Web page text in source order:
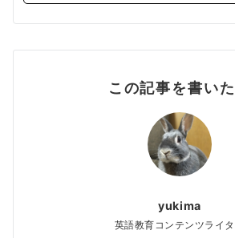
この記事を書い
yukima
英語教育コンテンツライ